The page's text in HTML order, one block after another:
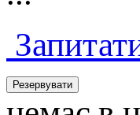
Резервувати